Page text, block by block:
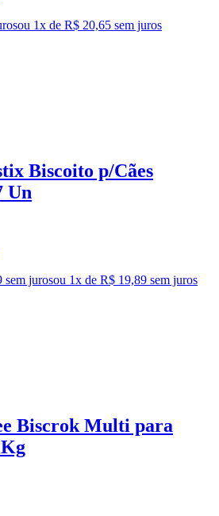
ou 1x de R$ 20,65 sem juros
Biscoito p/Cães
Un
sem jurosou 1x de R$ 19,89 sem juros
Biscrok Multi para